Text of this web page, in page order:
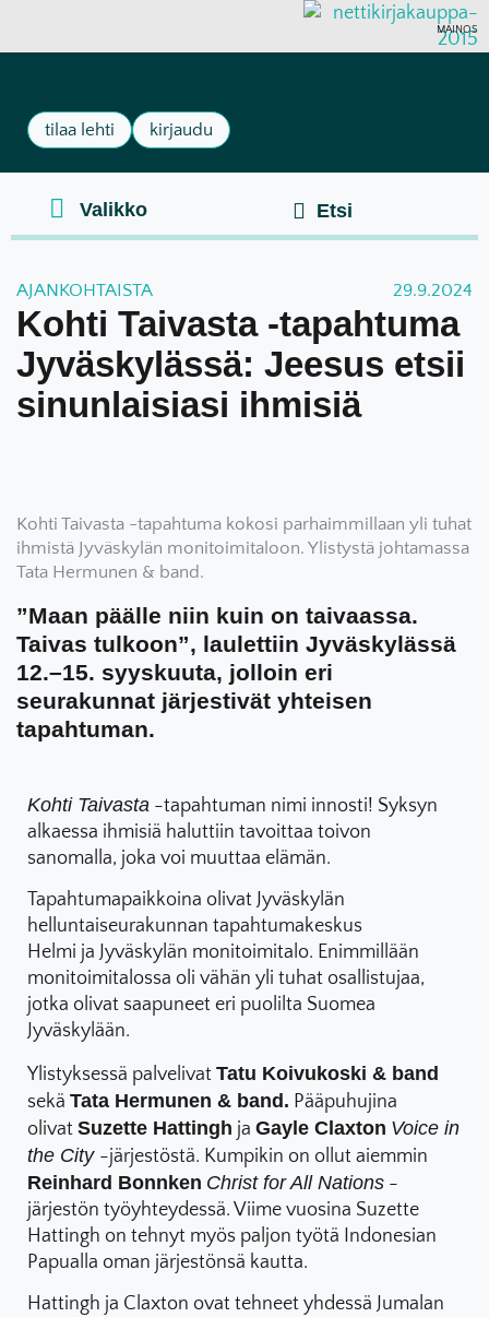
MAINOS
tilaa lehti kirjaudu
AJANKOHTAISTA 29.9.2024
Kohti Taivasta -tapahtuma
Jyväskylässä: Jeesus etsii
sinunlaisiasi ihmisiä
Kohti Taivasta -tapahtuma kokosi parhaimmillaan yli tuhat
ihmistä Jyväskylän monitoimitaloon. Ylistystä johtamassa
Tata Hermunen & band.
”Maan päälle niin kuin on taivaassa.
Taivas tulkoon”, laulettiin Jyväskylässä
12.–15. syyskuuta, jolloin eri
seurakunnat järjestivät yhteisen
tapahtuman.
Kohti Taivasta -tapahtuman nimi innosti! Syksyn
alkaessa ihmisiä haluttiin tavoittaa toivon
sanomalla, joka voi muuttaa elämän.
Tapahtumapaikkoina olivat Jyväskylän
helluntaiseurakunnan tapahtumakeskus
Helmi ja Jyväskylän monitoimitalo. Enimmillään
monitoimitalossa oli vähän yli tuhat osallistujaa,
jotka olivat saapuneet eri puolilta Suomea
Jyväskylään.
Ylistyksessä palvelivat Tatu Koivukoski & band
sekä Tata Hermunen & band. Pääpuhujina
olivat Suzette Hattingh ja Gayle Claxton Voice in
the City -järjestöstä. Kumpikin on ollut aiemmin
Reinhard Bonnken Christ for All Nations -
järjestön työyhteydessä. Viime vuosina Suzette
Hattingh on tehnyt myös paljon työtä Indonesian
Papualla oman järjestönsä kautta.
Hattingh ja Claxton ovat tehneet yhdessä Jumalan